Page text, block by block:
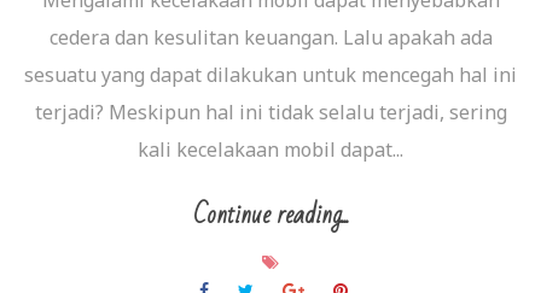
cedera dan kesulitan keuangan. Lalu apakah ada
sesuatu yang dapat dilakukan untuk mencegah hal ini
terjadi? Meskipun hal ini tidak selalu terjadi, sering
kali kecelakaan mobil dapat...
Continue reading...